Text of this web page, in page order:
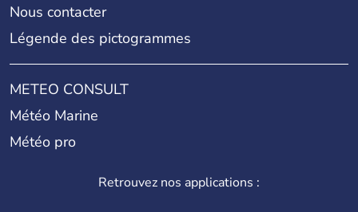
Nous contacter
Légende des pictogrammes
METEO CONSULT
Météo Marine
Météo pro
Retrouvez nos applications :